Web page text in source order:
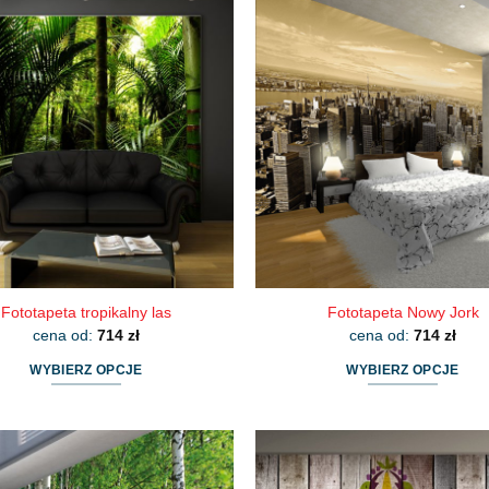
wiele
wariantów.
Opcje
można
wybrać
stronie
wiele
wariantów.
Opcje
można
wybrać
na
stronie
produktu
Fototapeta tropikalny las
cena od: 714 zł
WYBIERZ OPCJE
ma
wiele
Fototapeta Nowy Jork
cena od: 714 zł
WYBIERZ OPCJE
wiele